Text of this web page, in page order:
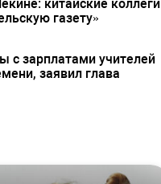
китайские коллеги
газету»
с зарплатами учителей
заявил глава